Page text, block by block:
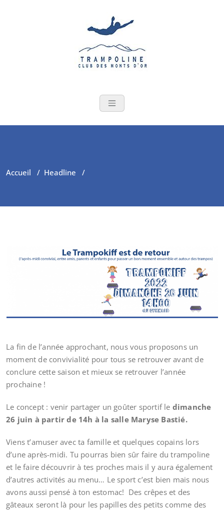
Accueil / Headline /
La fin de l’année approchant, nous vous proposons un
moment de convivialité pour tous se retrouver avant de
conclure cette saison et mieux se retrouver l’année
prochaine !
Le concept : venir partager un goûter sportif le dimanche
26 juin à partir de 14h à la salle Maryse Bastié.
Viens t’amuser avec ta famille et quelques copains lors
d’une après-midi. Tu pourras bien sûr faire du trampoline
et le faire découvrir à tes proches mais il y aura également
d’autres activités au menu… Le sport c’est bien mais nous
avons aussi pensé à ton estomac! Des crêpes et des
gâteaux seront là pour les papilles des petits comme des